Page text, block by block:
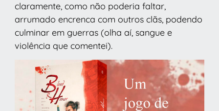
claramente, como não poderia faltar,
arrumado encrenca com outros clãs, podendo
culminar em guerras (olha aí, sangue e
violência que comentei).